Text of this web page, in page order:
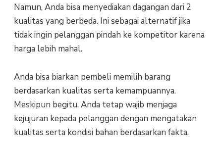
Namun, Anda bisa menyediakan dagangan dari 2
kualitas yang berbeda. Ini sebagai alternatif jika
tidak ingin pelanggan pindah ke kompetitor karena
harga lebih mahal.
Anda bisa biarkan pembeli memilih barang
berdasarkan kualitas serta kemampuannya.
Meskipun begitu, Anda tetap wajib menjaga
kejujuran kepada pelanggan dengan mengatakan
kualitas serta kondisi bahan berdasarkan fakta.